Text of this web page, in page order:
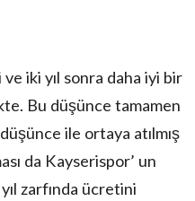
iki yıl sonra daha iyi bir
Bu düşünce tamamen
ile ortaya atılmış
da Kayserispor’ un
zarfında ücretini